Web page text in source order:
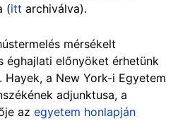
(itt archiválva).
mérsékelt
éghajlati előnyöket érhetünk
Hayek, a New York-i Egyetem
adjunktusa, a
az egyetem honlapján